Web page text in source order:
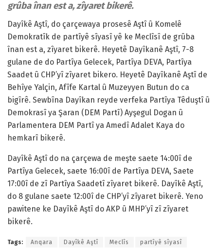
grûba înan est a, zîyaret bikerê.
Dayîkê Aştî, do çarçewaya prosesê Aştî û Komelê
Demokratîk de partîyê sîyasî yê ke Meclîsî de grûba
înan est a, zîyaret bikerê. Heyetê Dayîkanê Aştî, 7-8
gulane de do Partîya Gelecek, Partîya DEVA, Partîya
Saadet û CHP’yî zîyaret bikero. Heyetê Dayîkanê Aştî de
Behîye Yalçin, Afîfe Kartal û Muzeyyen Butun do ca
bigîrê. Sewbîna Dayîkan reyde verfeka Partîya Têduştî û
Demokrasî ya Şaran (DEM Partî) Ayşegul Dogan û
Parlamentera DEM Partî ya Amedî Adalet Kaya do
hemkarî bikerê.
Dayîkê Aştî do na çarçewa de meşte saete 14:00î de
Partîya Gelecek, saete 16:00î de Partîya DEVA, Saete
17:00î de zî Partîya Saadetî zîyaret bikerê. Dayîkê Aştî,
do 8 gulane saete 12:00î de CHP’yî zîyaret bikerê. Yeno
pawitene ke Dayîkê Aştî do AKP û MHP’yî zî zîyaret
bikerê.
Tags: Anqara Dayîkê Aştî Meclîs partîyê sîyasî